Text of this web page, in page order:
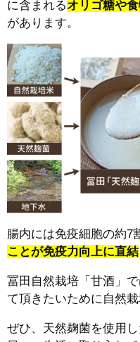
に含まれるオリゴ糖や
があります。
腸内には免疫細胞の約7
ことが免疫力向上に直結
冨田自然栽培「甘酒」
て頂きたいために自然
ぜひ、天然麹菌を使用